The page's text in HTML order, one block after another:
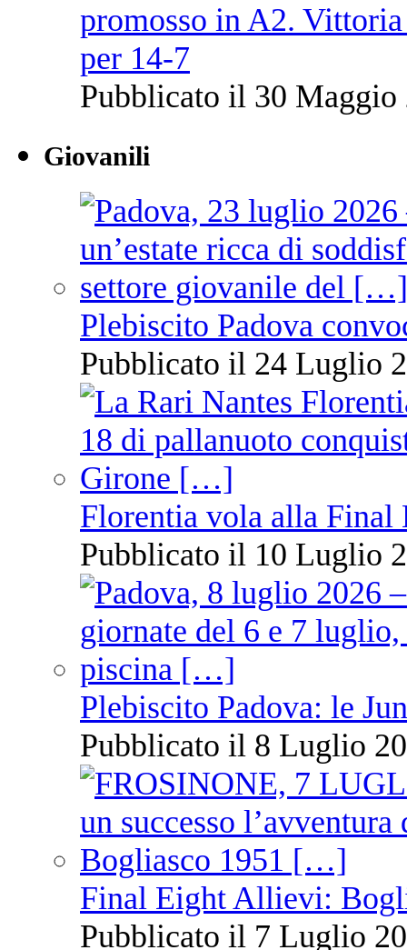
promosso in A2.
per 14-7
Pubblicato il 30 Maggio
Giovanili
Plebiscito Padova
Pubblicato il 24 Luglio
Florentia vola alla Final
Pubblicato il 10 Luglio
Plebiscito Padova: le
Pubblicato il 8 Luglio
Final Eight Allievi:
Pubblicato il 7 Luglio